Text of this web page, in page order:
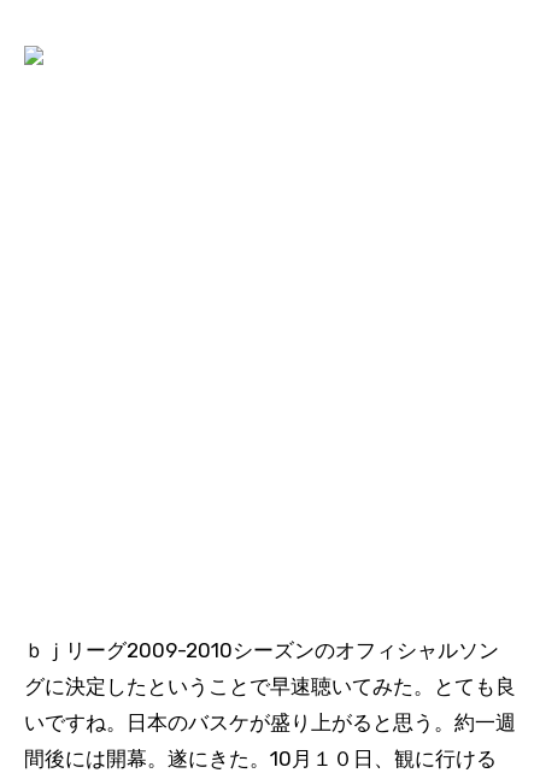
ｂｊリーグ2009-2010シーズンのオフィシャルソン
グに決定したということで早速聴いてみた。とても良
いですね。日本のバスケが盛り上がると思う。約一週
間後には開幕。遂にきた。10月１０日、観に行ける